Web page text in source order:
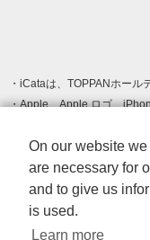
iCataは、TOPPANホール
Apple、Apple ロゴ、
登録された Apple Inc. の
クです。
Android、Google Play
す。
Windows は Microsoft
標です。
Adobe、Adobe Reader
On our website
are necessary for
and to give us
is used.
Learn more